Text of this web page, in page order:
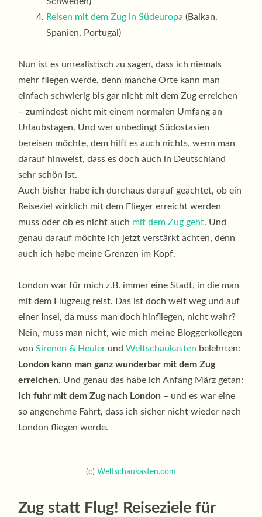
Reisen mit dem Zug in Südeuropa (Balkan,
Spanien, Portugal)
Nun ist es unrealistisch zu sagen, dass ich niemals
mehr fliegen werde, denn manche Orte kann man
einfach schwierig bis gar nicht mit dem Zug erreichen
– zumindest nicht mit einem normalen Umfang an
Urlaubstagen. Und wer unbedingt Südostasien
bereisen möchte, dem hilft es auch nichts, wenn man
darauf hinweist, dass es doch auch in Deutschland
sehr schön ist.
Auch bisher habe ich durchaus darauf geachtet, ob ein
Reiseziel wirklich mit dem Flieger erreicht werden
muss oder ob es nicht auch mit dem Zug geht. Und
genau darauf möchte ich jetzt verstärkt achten, denn
auch ich habe meine Grenzen im Kopf.
London war für mich z.B. immer eine Stadt, in die man
mit dem Flugzeug reist. Das ist doch weit weg und auf
einer Insel, da muss man doch hinfliegen, nicht wahr?
Nein, muss man nicht, wie mich meine Bloggerkollegen
vonSirenen & Heuler undWeltschaukasten belehrten:
London kann man ganz wunderbar mit dem Zug
erreichen. Und genau das habe ich Anfang März getan:
Ich fuhr mit dem Zug nach London – und es war eine
so angenehme Fahrt, dass ich sicher nicht wieder nach
London fliegen werde.
(c) Weltschaukasten.com
Zug statt Flug! Reiseziele für